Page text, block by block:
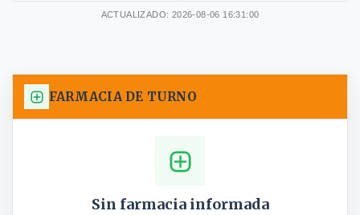
ACTUALIZADO: 2026-08-06 16:31:00
FARMACIA DE TURNO
Sin farmacia informada